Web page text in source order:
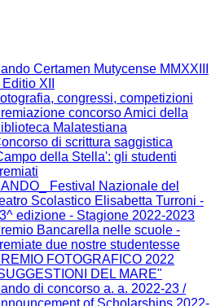
Certamen Mutycense MMXXIII
XII
congressi, competizioni
concorso Amici della
Malatestiana
di scrittura saggistica
della Stella': gli studenti
Festival Nazionale del
Scolastico Elisabetta Turroni -
edizione - Stagione 2022-2023
Bancarella nelle scuole -
due nostre studentesse
FOTOGRAFICO 2022
DEL MARE"
di concorso a. a. 2022-23 /